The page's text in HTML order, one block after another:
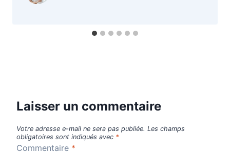
Laisser un commentaire
Votre adresse e-mail ne sera pas publiée. Les champs
obligatoires sont indiqués avec *
Commentaire *